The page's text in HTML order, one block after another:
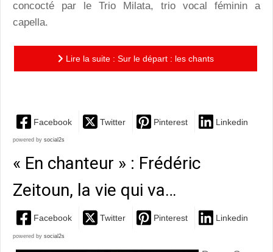
concocté par le Trio Milata, trio vocal féminin a
capella.
Lire la suite : Sur le départ : les chants
Facebook Twitter Pinterest Linkedin
powered by social2s
« En chanteur » : Frédéric
Zeitoun, la vie qui va…
Facebook Twitter Pinterest Linkedin
powered by social2s